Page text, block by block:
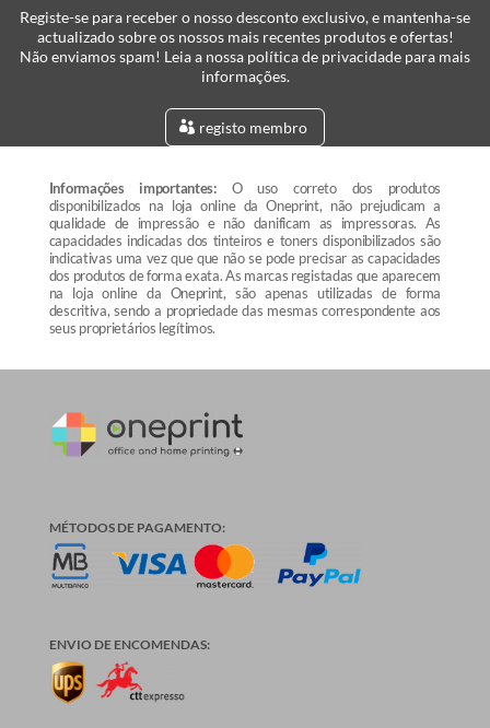
Registe-se para receber o nosso desconto exclusivo, e mantenha-se
actualizado sobre os nossos mais recentes produtos e ofertas!
Não enviamos spam! Leia a nossa política de privacidade para mais
informações.
registo membro
Informações importantes: O uso correto dos produtos
disponibilizados na loja online da Oneprint, não prejudicam a
qualidade de impressão e não danificam as impressoras. As
capacidades indicadas dos tinteiros e toners disponibilizados são
indicativas uma vez que que não se pode precisar as capacidades
dos produtos de forma exata. As marcas registadas que aparecem
na loja online da Oneprint, são apenas utilizadas de forma
descritiva, sendo a propriedade das mesmas correspondente aos
seus proprietários legítimos.
MÉTODOS DE PAGAMENTO:
ENVIO DE ENCOMENDAS: